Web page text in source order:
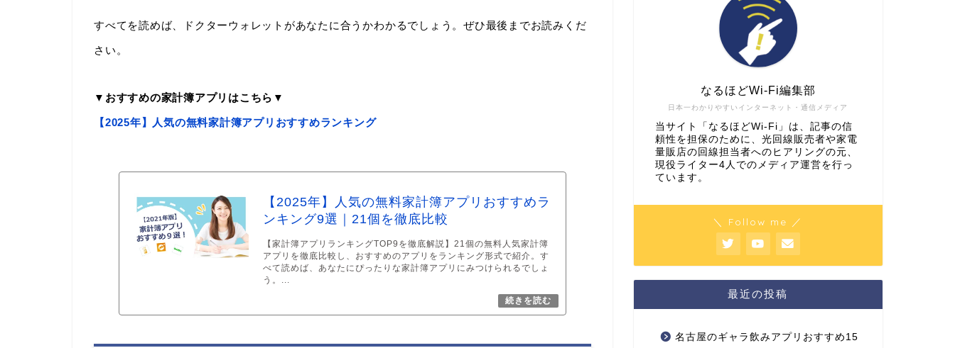
すべてを読めば、ドクターウォレットがあなたに合うかわかるでしょう。ぜひ最後までお読みくだ
さい。
▼おすすめの家計簿アプリはこちら▼
【2025年】人気の無料家計簿アプリおすすめランキング
【2025年】人気の無料家計簿アプリおすすめラ
ンキング9選｜21個を徹底比較
【家計簿アプリランキングTOP9を徹底解説】21個の無料人気家計簿
アプリを徹底比較し、おすすめのアプリをランキング形式で紹介。す
べて読めば、あなたにぴったりな家計簿アプリにみつけられるでしょ
う。...
日本一わかりやすいインターネット・通信メディア
なるほどWi-Fi編集部
当サイト「なるほどWi-Fi」は、記事の信
頼性を担保のために、光回線販売者や家電
量販店の回線担当者へのヒアリングの元、
現役ライター4人でのメディア運営を行っ
ています。
＼ Follow me ／
最近の投稿
名古屋のギャラ飲みアプリおすすめ15